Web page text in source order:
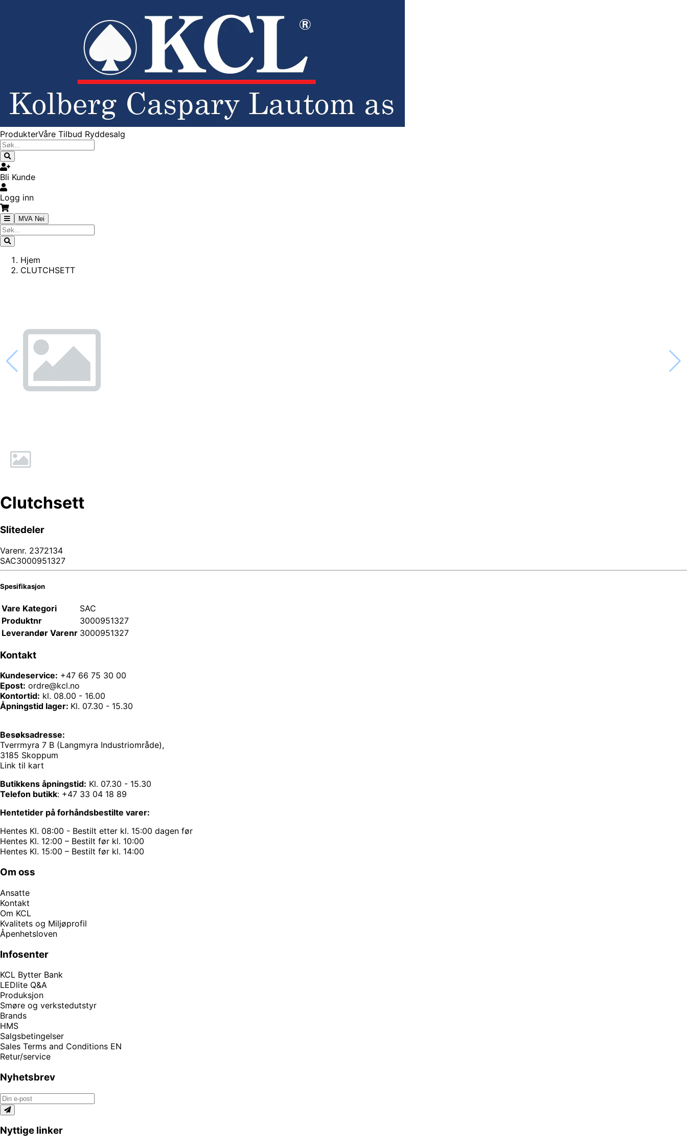
ProdukterVåre Tilbud Ryddesalg
Bli Kunde
Logg inn
MVA Nei
Hjem
CLUTCHSETT
Clutchsett
Slitedeler
Varenr. 2372134
SAC3000951327
Spesifikasjon
Vare Kategori
SAC
Produktnr
3000951327
Leverandør Varenr 3000951327
Kontakt
Kundeservice: +47 66 75 30 00
Epost: ordre@kcl.no
Kontortid: kl. 08.00 - 16.00
Åpningstid lager: Kl. 07.30 - 15.30
Besøksadresse:
Tverrmyra 7 B (Langmyra Industriområde),
3185 Skoppum
Link til kart
Butikkens åpningstid: Kl. 07.30 - 15.30
Telefon butikk: +47 33 04 18 89
Hentetider på forhåndsbestilte varer:
Hentes Kl. 08:00 - Bestilt etter kl. 15:00 dagen før
Hentes Kl. 12:00 – Bestilt før kl. 10:00
Hentes Kl. 15:00 – Bestilt før kl. 14:00
Om oss
Ansatte
Kontakt
Om KCL
Kvalitets og Miljøprofil
Åpenhetsloven
Infosenter
KCL Bytter Bank
LEDlite Q&A
Produksjon
Smøre og verkstedutstyr
Brands
HMS
Salgsbetingelser
Sales Terms and Conditions EN
Retur/service
Nyhetsbrev
Nyttige linker